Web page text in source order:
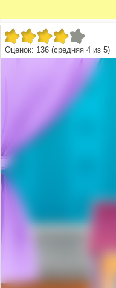
Оценок: 136 (средняя 4 из 5)